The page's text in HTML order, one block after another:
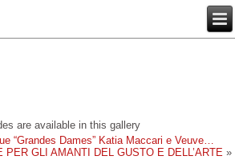
are available in this gallery
“Grandes Dames” Katia Maccari e Veuve…
GLI AMANTI DEL GUSTO E DELL’ARTE»